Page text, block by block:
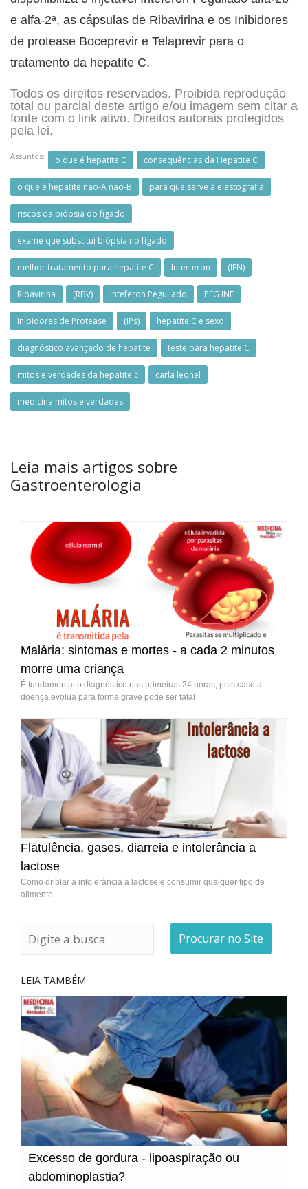
e alfa-2ª, as cápsulas de Ribavirina e os Inibidores
de protease Boceprevir e Telaprevir para o
tratamento da hepatite C.
Todos os direitos reservados. Proibida reprodução
total ou parcial deste artigo e/ou imagem sem citar a
fonte com o link ativo. Direitos autorais protegidos
pela lei.
Assuntos: o que é hepatite C consequências da Hepatite C
o que é hepatite não-A não-B para que serve a elastografia
riscos da biópsia do fígado
exame que substitui biópsia no fígado
melhor tratamento para hepatite C Interferon (IFN)
Ribavirina (RBV) Inteferon Peguilado PEG INF
Inibidores de Protease (IPs) hepatite C e sexo
diagnóstico avançado de hepatite teste para hepatite C
mitos e verdades da hepatite c carla leonel
medicina mitos e verdades
Leia mais artigos sobre
Gastroenterologia
Malária: sintomas e mortes - a cada 2 minutos
morre uma criança
É fundamental o diagnóstico nas primeiras 24 horas, pois caso a
doença evolua para forma grave pode ser fatal
Flatulência, gases, diarreia e intolerância a
lactose
Como driblar a intolerância à lactose e consumir qualquer tipo de
alimento
Procurar no Site
LEIA TAMBÉM
Excesso de gordura - lipoaspiração ou
abdominoplastia?